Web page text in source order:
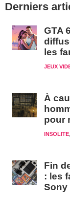
latérale
Derniers
GTA
les
JEUX
À
pour
INSOLITE,
Fin
: les
Sony